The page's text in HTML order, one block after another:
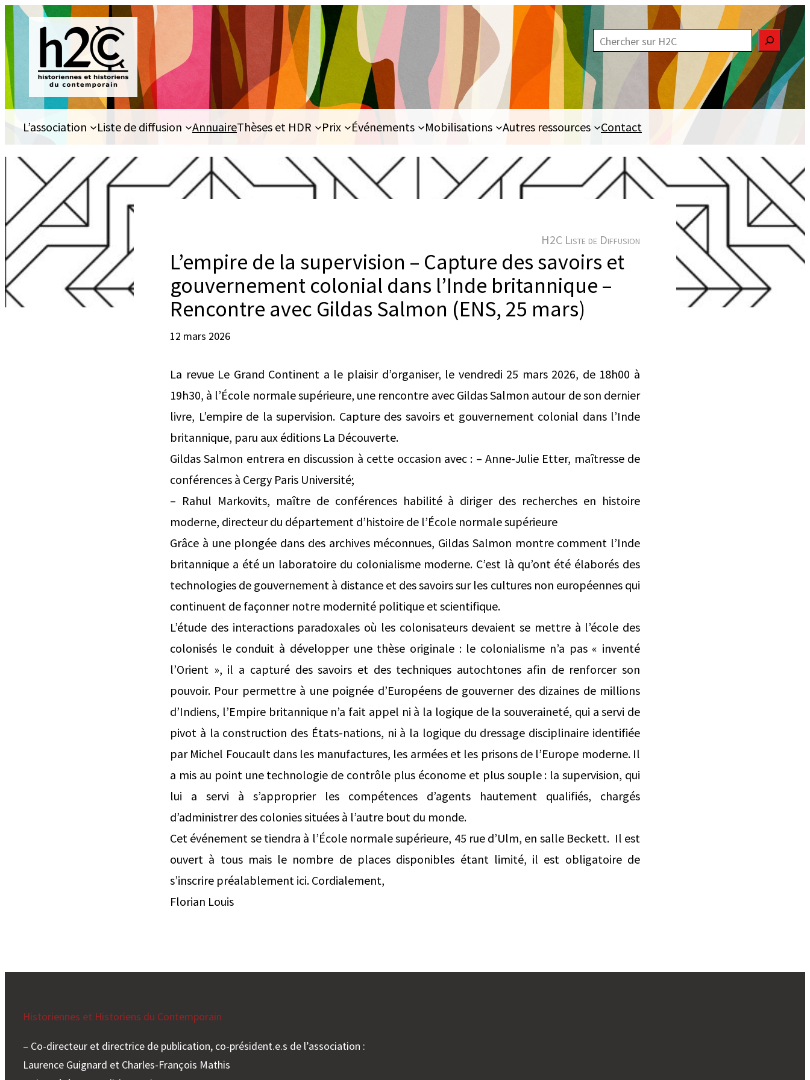
Aller
au
contenu
c
h
e
c
L’association Liste de diffusion AnnuaireThèses et HDR Prix Événements Mobilisations Autres ressources Contact
H2C Liste de Diffusion
L’empire de la supervision – Capture des savoirs et
gouvernement colonial dans l’Inde britannique –
Rencontre avec Gildas Salmon (ENS, 25 mars)
12 mars 2026
La revue Le Grand Continent a le plaisir d’organiser, le vendredi 25 mars 2026, de 18h00 à
19h30, à l’École normale supérieure, une rencontre avec Gildas Salmon autour de son dernier
livre, L’empire de la supervision. Capture des savoirs et gouvernement colonial dans l’Inde
britannique, paru aux éditions La Découverte.
Gildas Salmon entrera en discussion à cette occasion avec : – Anne-Julie Etter, maîtresse de
conférences à Cergy Paris Université;
– Rahul Markovits, maître de conférences habilité à diriger des recherches en histoire
moderne, directeur du département d’histoire de l’École normale supérieure
Grâce à une plongée dans des archives méconnues, Gildas Salmon montre comment l’Inde
britannique a été un laboratoire du colonialisme moderne. C’est là qu’ont été élaborés des
technologies de gouvernement à distance et des savoirs sur les cultures non européennes qui
continuent de façonner notre modernité politique et scientifique.
L’étude des interactions paradoxales où les colonisateurs devaient se mettre à l’école des
colonisés le conduit à développer une thèse originale : le colonialisme n’a pas « inventé
l’Orient », il a capturé des savoirs et des techniques autochtones afin de renforcer son
pouvoir. Pour permettre à une poignée d’Européens de gouverner des dizaines de millions
d’Indiens, l’Empire britannique n’a fait appel ni à la logique de la souveraineté, qui a servi de
pivot à la construction des États-nations, ni à la logique du dressage disciplinaire identifiée
par Michel Foucault dans les manufactures, les armées et les prisons de l’Europe moderne. Il
a mis au point une technologie de contrôle plus économe et plus souple : la supervision, qui
lui a servi à s’approprier les compétences d’agents hautement qualifiés, chargés
d’administrer des colonies situées à l’autre bout du monde.
Cet événement se tiendra à l’École normale supérieure, 45 rue d’Ulm, en salle Beckett. Il est
ouvert à tous mais le nombre de places disponibles étant limité, il est obligatoire de
s’inscrire préalablement ici. Cordialement,
Florian Louis
Historiennes et Historiens du Contemporain
– Co-directeur et directrice de publication, co-président.e.s de l’association :
Laurence Guignard et Charles-François Mathis